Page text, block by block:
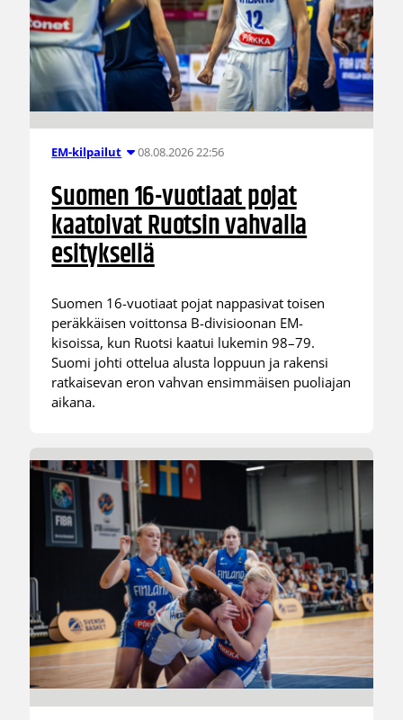
EM-kilpailut 08.08.2026 22:56
Suomen 16-vuotiaat pojat
kaatoivat Ruotsin vahvalla
esityksellä
Suomen 16-vuotiaat pojat nappasivat toisen
peräkkäisen voittonsa B-divisioonan EM-
kisoissa, kun Ruotsi kaatui lukemin 98–79.
Suomi johti ottelua alusta loppuun ja rakensi
ratkaisevan eron vahvan ensimmäisen puoliajan
aikana.